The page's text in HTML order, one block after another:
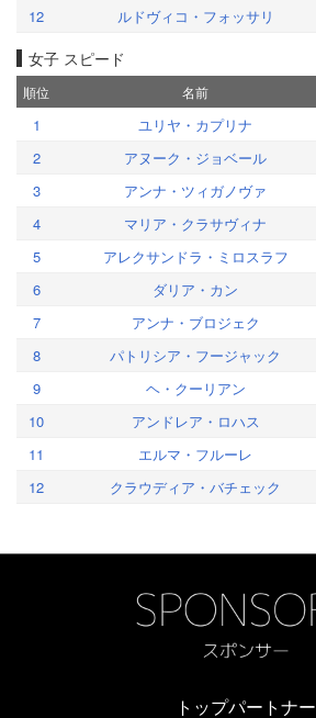
12
ルドヴィコ・フォッサリ
女子 スピード
順位 名前
1 ユリヤ・カプリナ
2
アヌーク・ジョベール
3
アンナ・ツィガノヴァ
4
マリア・クラサヴィナ
5
アレクサンドラ・ミロスラフ
6
ダリア・カン
7
アンナ・ブロジェク
8
パトリシア・フージャック
9
ヘ・クーリアン
10
アンドレア・ロハス
11
エルマ・フルーレ
12
クラウディア・バチェック
トップパートナー